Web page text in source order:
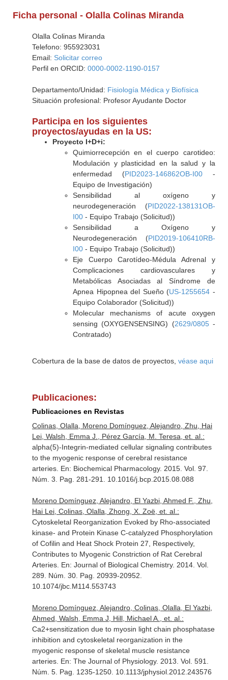
Ficha personal - Olalla Colinas Miranda
Olalla Colinas Miranda
Telefono: 955923031
Email: Solicitar correo
Perfil en ORCID: 0000-0002-1190-0157
Departamento/Unidad: Fisiología Médica y Biofísica
Situación profesional: Profesor Ayudante Doctor
Participa en los siguientes
proyectos/ayudas en la US:
Proyecto I+D+i:
Quimiorrecepción en el cuerpo carotideo:
Modulación y plasticidad en la salud y la
enfermedad (PID2023-146862OB-I00-
Equipo de Investigación)
Sensibilidad al oxígeno y
neurodegeneración (PID2022-138131OB-
I00- Equipo Trabajo (Solicitud))
Sensibilidad a Oxígeno y
Neurodegeneración (PID2019-106410RB-
I00- Equipo Trabajo (Solicitud))
Eje Cuerpo Carotídeo-Médula Adrenal y
Complicaciones cardiovasculares y
Metabólicas Asociadas al Síndrome de
Apnea Hipopnea del Sueño (US-1255654 -
Equipo Colaborador (Solicitud))
Molecular mechanisms of acute oxygen
sensing (OXYGENSENSING) (2629/0805-
Contratado)
Cobertura de la base de datos de proyectos, véase aqui
Publicaciones:
Publicaciones en Revistas
Colinas, Olalla, Moreno Domínguez, Alejandro, Zhu, Hai
Lei, Walsh, Emma J., Pérez García, M. Teresa, et. al.:
alpha(5)-Integrin-mediated cellular signaling contributes
to the myogenic response of cerebral resistance
arteries. En: Biochemical Pharmacology. 2015. Vol. 97.
Núm. 3. Pag. 281-291. 10.1016/j.bcp.2015.08.088
Moreno Domínguez, Alejandro, El Yazbi, Ahmed F., Zhu,
Hai Lei, Colinas, Olalla, Zhong, X. Zoë, et. al.:
Cytoskeletal Reorganization Evoked by Rho-associated
kinase- and Protein Kinase C-catalyzed Phosphorylation
of Cofilin and Heat Shock Protein 27, Respectively,
Contributes to Myogenic Constriction of Rat Cerebral
Arteries. En: Journal of Biological Chemistry. 2014. Vol.
289. Núm. 30. Pag. 20939-20952.
10.1074/jbc.M114.553743
Moreno Domínguez, Alejandro, Colinas, Olalla, El Yazbi,
Ahmed, Walsh, Emma J, Hill, Michael A., et. al.:
Ca2+sensitization due to myosin light chain phosphatase
inhibition and cytoskeletal reorganization in the
myogenic response of skeletal muscle resistance
arteries. En: The Journal of Physiology. 2013. Vol. 591.
Núm. 5. Pag. 1235-1250. 10.1113/jphysiol.2012.243576